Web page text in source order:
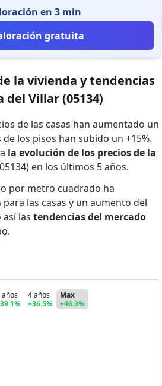
en 3 min
gratuita
la vivienda y tendencias
Villar (05134)
de las casas han aumentado un
de los pisos han subido un +15%.
la evolución de los precios de la
en los últimos 5 años.
por metro cuadrado ha
las casas y un aumento del
las tendencias del mercado
años
4 años
+36.5%
Max
+46.3%